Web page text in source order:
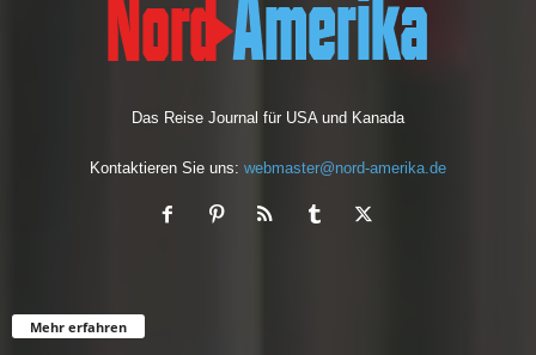
Das Reise Journal für USA und Kanada
Kontaktieren Sie uns: webmaster@nord-amerika.de
Mehr erfahren